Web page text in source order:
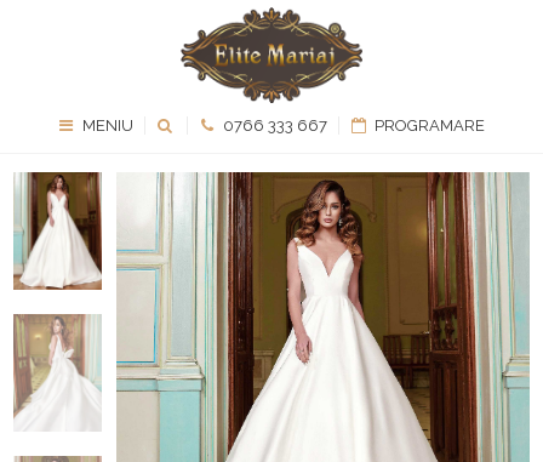
MENIU 0766 333 667 PROGRAMARE